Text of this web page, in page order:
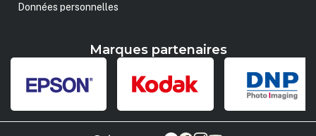
Données personnelles
Marques partenaires